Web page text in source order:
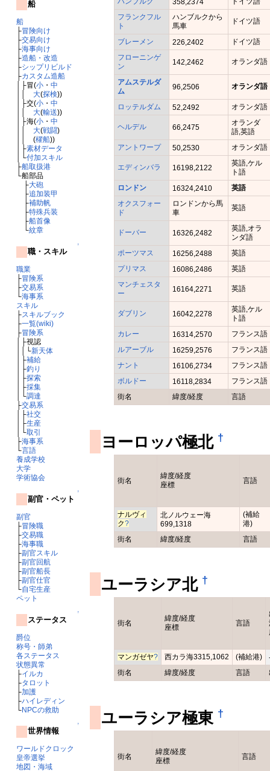
船
船
├冒険向け
├交易向け
├海事向け
├造船・改造
├シップリビルド
├カスタム造船
│├冒(小・ 中
大(探検))
│├交(小・ 中
大(輸送))
│├海(小・ 中
大(戦闘)
││ (櫂船))
│├素材データ
│└付加スキル
├船取扱港
└船部品
├大砲
├追加装甲
├補助帆
├特殊兵装
├船首像
└紋章
↑
職・スキル
職業
├冒険系
├交易系
└海事系
スキル
├スキルブック
├一覧(wiki)
├冒険系
│├視認
││└新天体
│├補給
│├釣り
│├探索
│├採集
│└調達
├交易系
│├社交
│├生産
│└取引
├海事系
└言語
養成学校
大学
学術協会
↑
副官・ペット
副官
├冒険職
├交易職
├海事職
├副官スキル
├副官回航
├副官船長
├副官仕官
└自宅生産
ペット
↑
ステータス
爵位
称号・師弟
各ステータス
状態異常
├イルカ
├タロット
├加護
├ハイレディン
└NPCの救助
↑
世界情報
ワールドクロック
皇帝選挙
地図・海域
街名 緯度/経度 言語
358,2374
フランクフル
ト
ハンブルクから
馬車
ドイツ語
ブレーメン 226,2402
ドイツ語
フローニンゲ
ン
142,2462 オランダ語
アムステルダ
ム
96,2506 オランダ語
ロッテルダム 52,2492 オランダ語
ヘルデル 66,2475
オランダ
語,英語
アントワープ
50,2530 オランダ語
エディンバラ 16198,2122
英語,ケル
ト語
ロンドン
16324,2410
英語
オクスフォー
ド
ロンドンから馬
車
英語
ドーバー 16326,2482
英語,オラ
ンダ語
ポーツマス
16256,2488
英語
プリマス
16086,2486
英語
マンチェスタ
ー
16164,2271 英語
ダブリン 16042,2278
英語,ケル
ト語
カレー
16314,2570
フランス語
ルアーブル
16259,2576
フランス語
ナント
16106,2734
フランス語
ボルドー
16118,2834 フランス語
ヨーロッパ極北 †
街名
緯度/経度
座標
言語
街名 緯度/経度 言語
ナルヴィ
ク?
北ノルウェー海
699,1318
(補給
港)
ユーラシア北 †
街名
緯度/経度
座標
言語
街名 緯度/経度 言語
マンガゼヤ? 西カラ海3315,1062 (補給港)
ユーラシア極東 †
街名
緯度/経度
座標
言語